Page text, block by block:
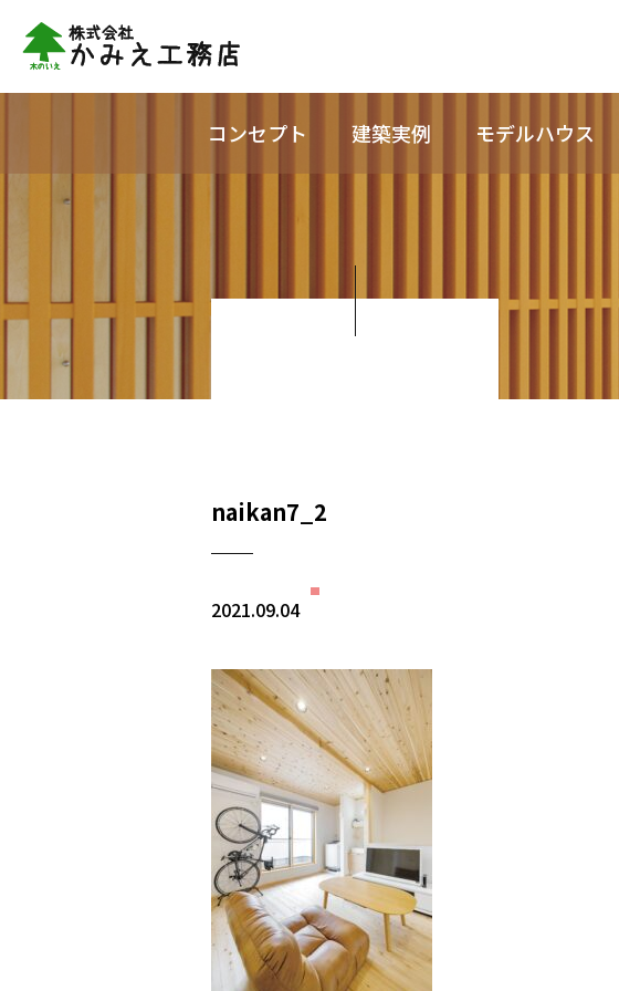
コンセプト 建築実例 モデルハウス
naikan7_2
2021.09.04